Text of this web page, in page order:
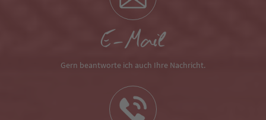
E-Mail
Gern beantworte ich auch Ihre Nachricht.